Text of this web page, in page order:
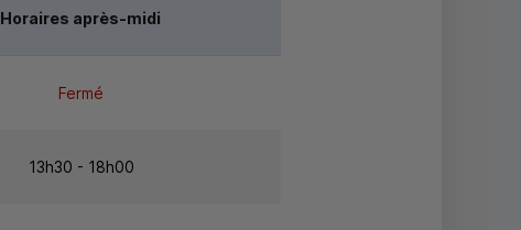
Horaires après-midi
Fermé
13h30 - 18h00